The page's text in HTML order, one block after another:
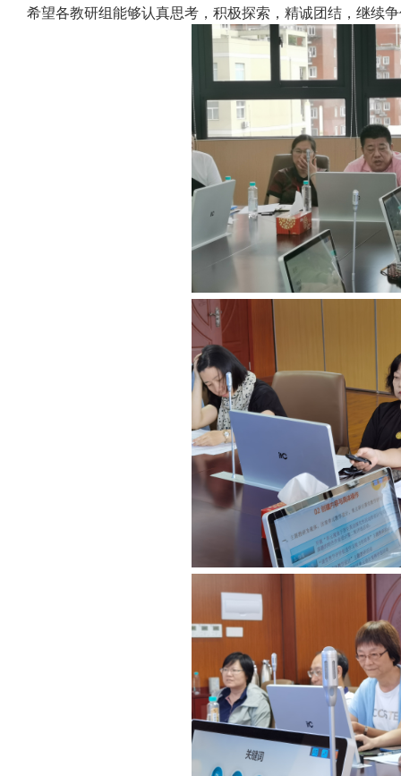
希望各教研组能够认真思考，积极探索，精诚团结，继续